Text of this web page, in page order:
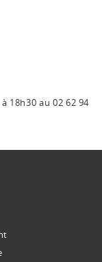
18h30 au 02 62 94